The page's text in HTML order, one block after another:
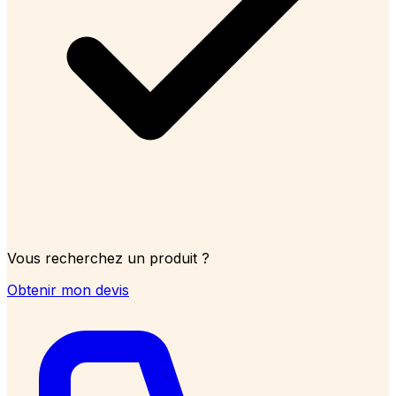
Vous recherchez un produit ?
Obtenir mon devis